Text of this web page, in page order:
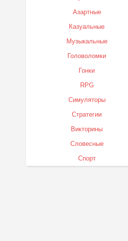
Азартные
Казуальные
Музыкальные
Головоломки
Гонки
RPG
Симуляторы
Стратегии
Викторины
Словесные
Спорт